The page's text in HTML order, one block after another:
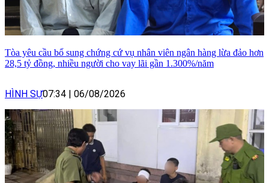
Tòa yêu cầu bổ sung chứng cứ vụ nhân viên ngân hàng lừa đảo hơn
28,5 tỷ đồng, nhiều người cho vay lãi gần 1.300%/năm
HÌNH SỰ07:34 | 06/08/2026